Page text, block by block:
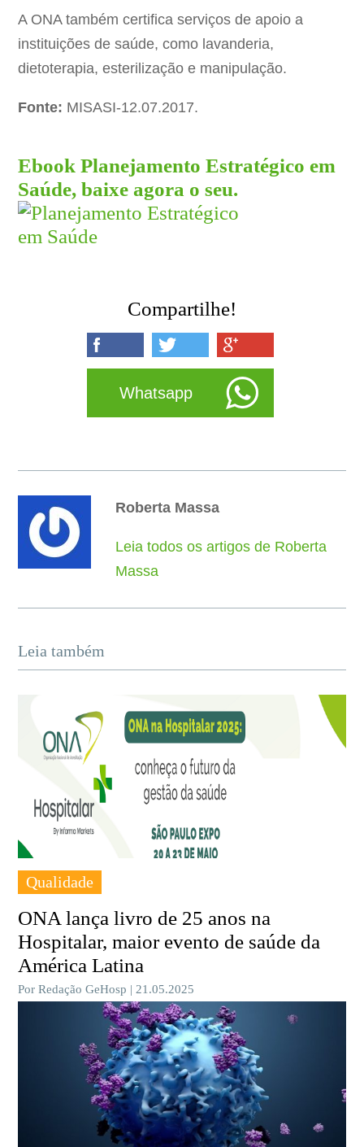
A ONA também certifica serviços de apoio a
instituições de saúde, como lavanderia,
dietoterapia, esterilização e manipulação.
Fonte: MISASI-12.07.2017.
Ebook Planejamento Estratégico em
Saúde, baixe agora o seu.
Compartilhe!
Whatsapp
Roberta Massa
Leia todos os artigos de Roberta
Massa
Leia também
Qualidade
ONA lança livro de 25 anos na
Hospitalar, maior evento de saúde da
América Latina
Por Redação GeHosp | 21.05.2025